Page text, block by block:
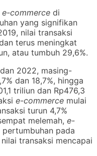
e-commerce di
yang signifikan
nilai transaksi
terus meningkat
atau tumbuh 29,6%.
2022, masing-
dan 18,7%, hingga
triliun dan Rp476,3
e-commerce mulai
turun 4,7%
melemah, e-
pada
transaksi mencapai